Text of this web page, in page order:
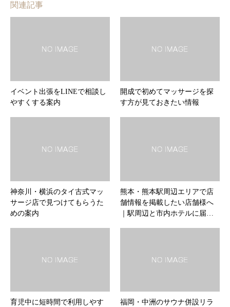
関連記事
イベント出張をLINEで相談し
やすくする案内
開成で初めてマッサージを探
す方が見ておきたい情報
神奈川・横浜のタイ古式マッ
サージ店で見つけてもらうた
めの案内
熊本・熊本駅周辺エリアで店
舗情報を掲載したい店舗様へ
｜駅周辺と市内ホテルに届…
育児中に短時間で利用しやす
福岡・中洲のサウナ併設リラ